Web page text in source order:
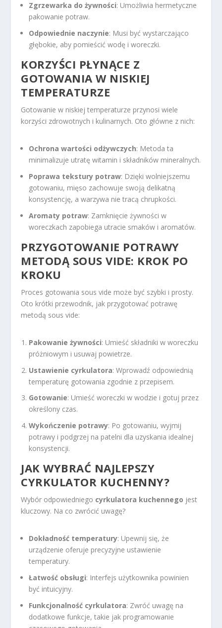
Zgrzewarka do żywności: Umożliwia hermetyczne
pakowanie potraw.
Odpowiednie naczynie: Musi być wystarczająco
głębokie, aby pomieścić wodę i woreczki.
KORZYŚCI PŁYNĄCE Z
GOTOWANIA W NISKIEJ
TEMPERATURZE
Gotowanie w niskiej temperaturze przynosi wiele
korzyści zdrowotnych i kulinarnych. Oto główne z nich:
Ochrona wartości odżywczych: Metoda ta
minimalizuje utratę witamin i składników mineralnych.
Poprawa tekstury potraw: Dzięki wolniejszemu
gotowaniu, mięso zachowuje swoją delikatną
konsystencję, a warzywa nie tracą chrupkości.
Aromaty potraw: Zamknięcie żywności w
woreczkach zapobiega utracie smaków i aromatów.
PRZYGOTOWANIE POTRAWY
METODĄ SOUS VIDE: KROK PO
KROKU
Proces gotowania sous vide może być szybki i prosty.
Oto krótki przewodnik, jak przygotować potrawę
metodą sous vide:
Pakowanie żywności: Umieść składniki w woreczku
próżniowym i usuwaj powietrze.
Ustawienie cyrkulatora: Wprowadź odpowiednią
temperaturę gotowania zgodnie z przepisem.
Gotowanie: Umieść woreczki w wodzie i gotuj przez
określony czas.
Wykończenie potrawy: Po gotowaniu, wyjmij
potrawy i podgrzej na patelni dla uzyskania idealnej
konsystencji.
JAK WYBRAĆ NAJLEPSZY
CYRKULATOR KUCHENNY?
Wybór odpowiedniego cyrkulatora kuchennego jest
kluczowy. Na co zwrócić uwagę?
Dokładność temperatury: Upewnij się, że
urządzenie oferuje precyzyjne ustawienie
temperatury.
Łatwość obsługi: Interfejs użytkownika powinien
być intuicyjny.
Funkcjonalność cyrkulatora: Zwróć uwagę na
dodatkowe funkcje, takie jak programowanie